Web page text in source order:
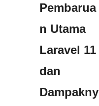
Pembarua
n Utama
Laravel 11
dan
Dampakny